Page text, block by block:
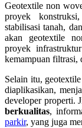
Geotextile non
proyek
stabilisasi tanah,
akan geotextile
proyek
kemampuan filtrasi,
Selain itu,
diaplikasikan,
developer properti.
berkualitas,
parkir, yang juga